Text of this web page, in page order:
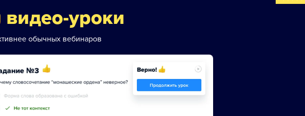
видео-уроки
обычных вебинаров